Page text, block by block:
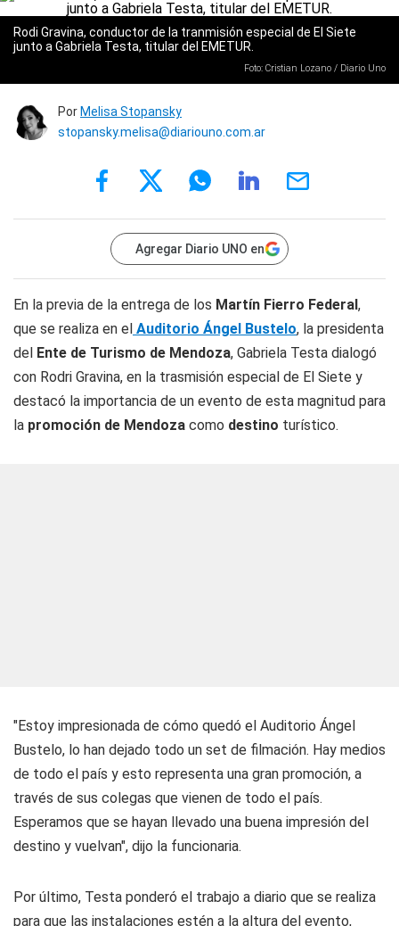
Rodi Gravina, conductor de la tranmisión especial de El Siete
junto a Gabriela Testa, titular del EMETUR.
Foto: Cristian Lozano / Diario Uno
Por Melisa Stopansky
stopansky.melisa@diariouno.com.ar
Agregar Diario UNO en
En la previa de la entrega de los Martín Fierro Federal,
que se realiza en el Auditorio Ángel Bustelo, la presidenta
del Ente de Turismo de Mendoza, Gabriela Testa dialogó
con Rodri Gravina, en la trasmisión especial de El Siete y
destacó la importancia de un evento de esta magnitud para
la promoción de Mendoza como destino turístico.
"Estoy impresionada de cómo quedó el Auditorio Ángel
Bustelo, lo han dejado todo un set de filmación. Hay medios
de todo el país y esto representa una gran promoción, a
través de sus colegas que vienen de todo el país.
Esperamos que se hayan llevado una buena impresión del
destino y vuelvan", dijo la funcionaria.
Por último, Testa ponderó el trabajo a diario que se realiza
para que las instalaciones estén a la altura del evento,